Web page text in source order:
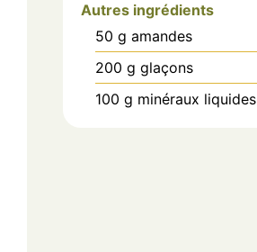
Autres ingrédients
50 g amandes
200 g glaçons
100 g minéraux liquides